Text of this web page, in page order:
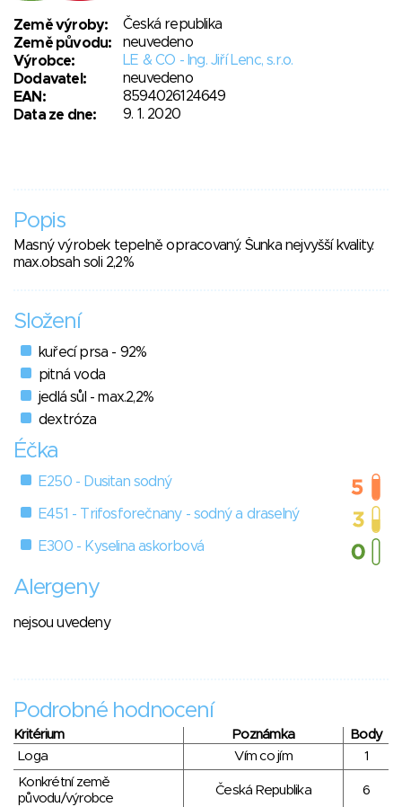
Země výroby:
Česká republika
Země původu:
neuvedeno
Výrobce:
LE & CO - Ing. Jiří Lenc, s.r.o.
Dodavatel:
neuvedeno
EAN:
8594026124649
Data ze dne:
9. 1. 2020
Popis
Masný výrobek tepelně opracovaný. Šunka nejvyšší kvality.
max.obsah soli 2,2%
Složení
kuřecí prsa - 92%
pitná voda
jedlá sůl - max.2,2%
dextróza
Éčka
E250 - Dusitan sodný
E451 - Trifosforečnany - sodný a draselný
E300 - Kyselina askorbová
Alergeny
nejsou uvedeny
Podrobné hodnocení
Kritérium Poznámka
Body
Loga
Vím co jím
1
Konkrétní země
původu/výrobce
Česká Republika 6